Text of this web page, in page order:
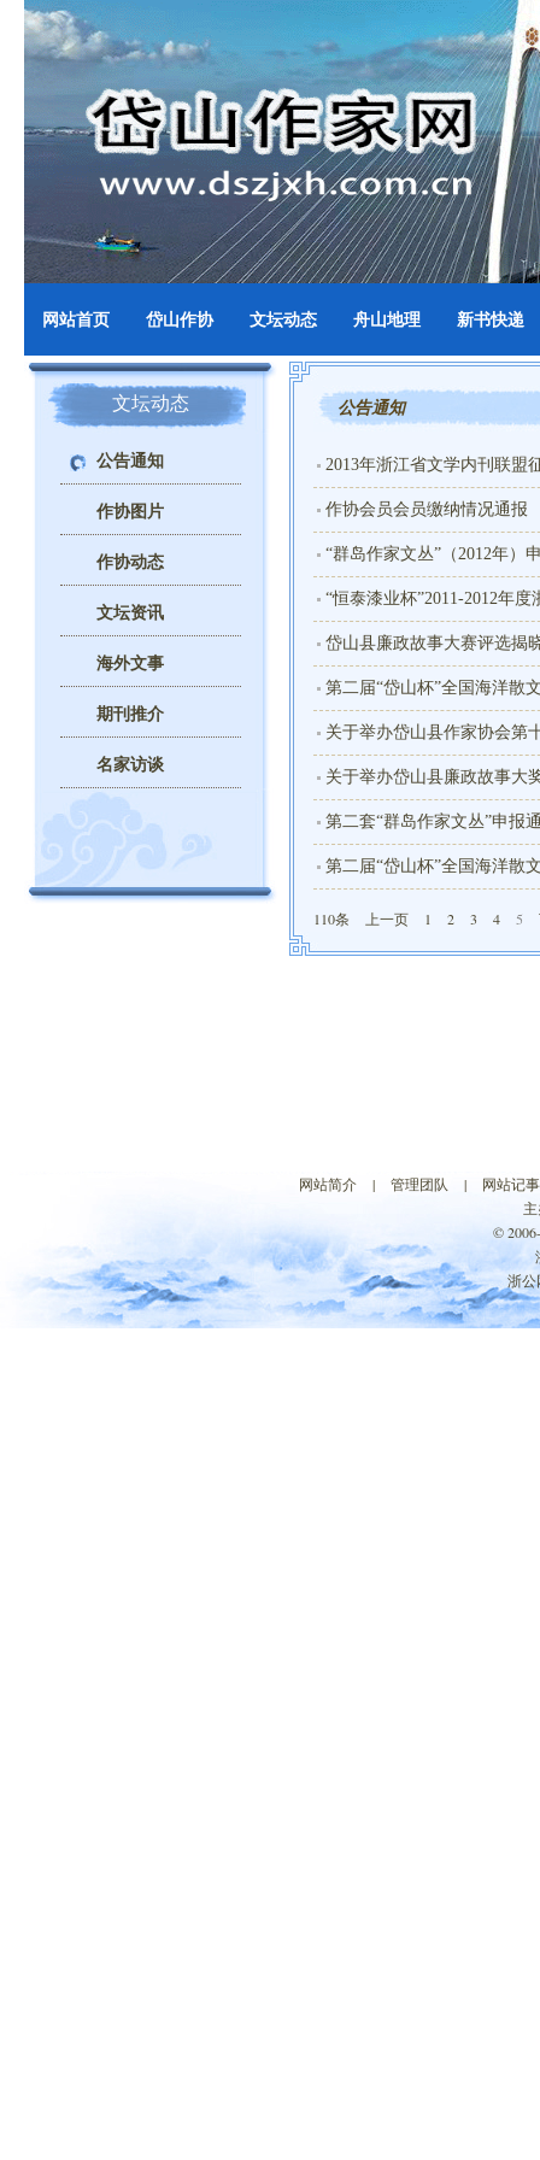
网站首页 岱山作协 文坛动态 舟山地理 新书快递
公告通知
2013年浙江省文学内刊联盟
作协会员会员缴纳情况通报
“群岛作家文丛”（2012年）
“恒泰漆业杯”2011-2012年
岱山县廉政故事大赛评选揭
第二届“岱山杯”全国海洋散
关于举办岱山县作家协会第
关于举办岱山县廉政故事大
第二套“群岛作家文丛”申报
第二届“岱山杯”全国海洋散
110条 上一页 1 2 3 4 5
文坛动态
公告通知
作协图片
作协动态
文坛资讯
海外文事
期刊推介
名家访谈
网站简介 | 管理团队 |
网站记事
©
浙公